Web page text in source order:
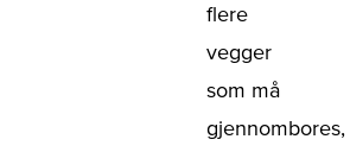
flere
vegger
som må
gjennombores,